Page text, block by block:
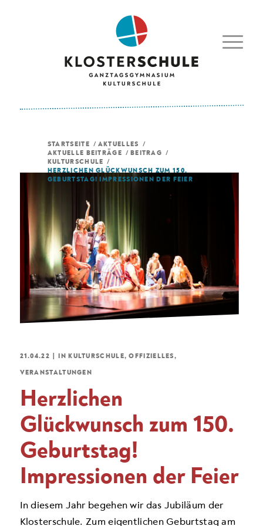
STARTSEITE / AKTUELLES
/
AKTUELLE BEITRÄGE / BEITRAG /
KULTURSCHULE /
HERZLICHEN GLÜCKWUNSCH ZUM 150.
GEBURTSTAG! IMPRESSIONEN DER FEIER
21.04.22 INKULTURSCHULE,OFFIZIELLES,
VERANSTALTUNGEN
Herzlichen
Glückwunsch zum 150.
Geburtstag!
Impressionen der Feier
In diesem Jahr begehen wir das Jubiläum der
Klosterschule. Zum eigentlichen Geburtstag am